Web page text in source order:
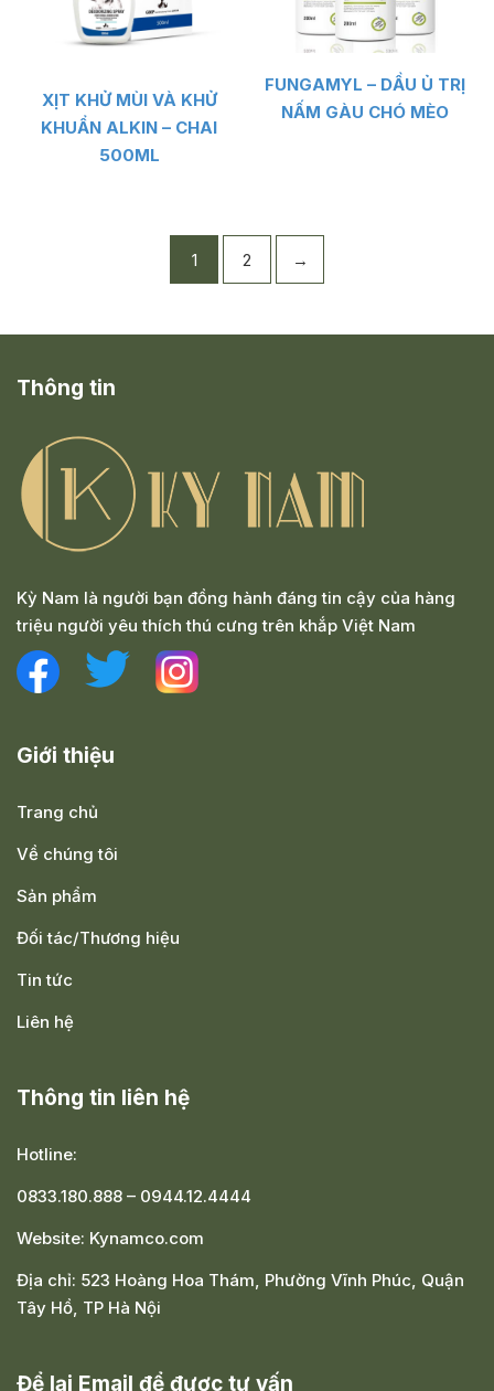
XỊT KHỬ MÙI VÀ KHỬ
KHUẨN ALKIN – CHAI
500ML
FUNGAMYL – DẦU Ủ TRỊ
NẤM GÀU CHÓ MÈO
1 2 →
Thông tin
Kỳ Nam là người bạn đồng hành đáng tin cậy của hàng
triệu người yêu thích thú cưng trên khắp Việt Nam
Giới thiệu
Trang chủ
Về chúng tôi
Sản phẩm
Đối tác/Thương hiệu
Tin tức
Liên hệ
Thông tin liên hệ
Hotline:
0833.180.888 – 0944.12.4444
Website: Kynamco.com
Địa chỉ: 523 Hoàng Hoa Thám, Phường Vĩnh Phúc, Quận
Tây Hồ, TP Hà Nội
Để lại Email để được tư vấn